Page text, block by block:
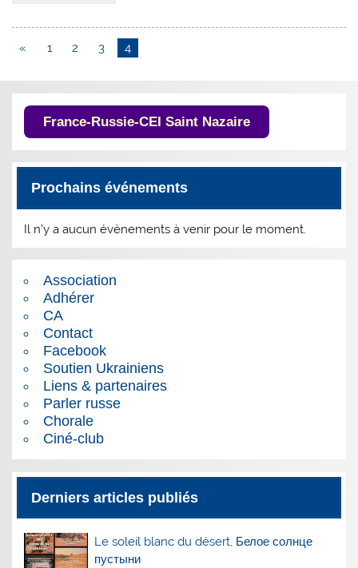
« 1 2 3 4
France-Russie-CEI Saint Nazaire
Prochains événements
Il n’y a aucun évènements à venir pour le moment.
Association
Adhérer
CA
Contact
Facebook
Soutien Ukrainiens
Liens & partenaires
Parler russe
Chorale
Ciné-club
Derniers articles publiés
Le soleil blanc du désert, Белое солнце
пустыни